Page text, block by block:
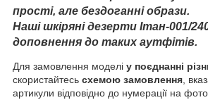
прості, але бездоганні образи.
Наші шкіряні дезерти Ітан-001/
доповнення до таких аутфітів.
Для замовлення моделі у поєднанні
скористайтесь схемою замовлення,
артикули відповідно до нумерації на